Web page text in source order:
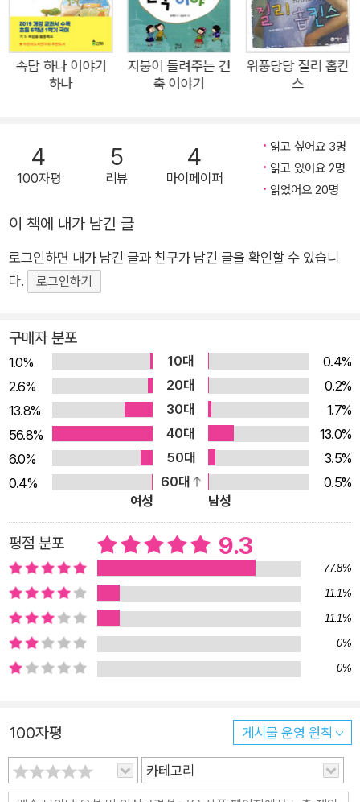
나온 과거는 모두 힘이 된다! 『황금 깃털』은 같은 반 친구를 왕따
시키려는 아이와 그 일에 마지못해 끼게 된 주인공 해미가 친구들
과의 문제로 혼란을 겪다가 후회를 지우기 위해 더욱 후회할 만한
행동을 벌이고, 그것을 쉽사리 돌이키지 못하는 마음속 갈등을 정
게 되어 있을까’ 하는 생각을 해 보곤 한다. 하지만 과거로 돌아가
전혀 다른 선택을 하더라도, 후회는 또 다른 후회를 낳게 될 뿐 현
생생하게 그려내고 있다. 이런 주제 의식을 더욱 돋보이게 하는
것은 무엇보다도 현실 문제와 유리되지 않고 학교 현장에서 일어
나는 왕따 문제를 정면으로 조명했다는 것이다. 자신의 의지와 상
관없이 일어난 일에 휩싸이게 되는 경우가 얼마나 많은가. 그런
그리 많지 않다. 일종의 시간 이동 판타지를 표방한 『황금 깃털』
은 이런 절박함에 놓인 아이의 모습을 과거와 현재를 오가며 설득
력 있고 현실감 있게 보여 준다. 또한 솔직함과 솔직하지 못함 사
이에서 갈등하고 고민하는 아이의 뛰어난 심리 묘사와 상황 묘사,
현실이라는 날실과 판타지라는 씨실로 직조한 탄탄한 구성은 상
당한 흡인력을 발휘한다. 잘못됐다고 생각하는 과거를 생각처럼
쉽게 돌이키지 못하는 열세 살 해미는 생생하면서도 공감이 가는
사실적 인물이다. 과거 없이 현재를 살 수는 없으며 그 지나간 시
간들이 겹겹을 이루어 때로는 쓴맛을 내기도 하고, 때로는 단맛을
내기도 하며 오늘의 진정한 ‘나’를 이루는 토대가 된다는 것을 작
가는 믿음직한 시선으로 보여 준다. 뿐만 아니라 진실은 내 자신
이 누구보다 잘 알고 있으므로 자기 내면의 두려움을 피하지 말고
바라보라는 메시지는 비슷한 상황에 놓인 아이들에게 용기를 주
기에 충분하다. ■ 과거로의 여행을 시작한 해미는 과연 행복을
되찾았을까? 해미는 맞벌이를 하는 엄마 아빠 때문에 할머니 손
니가 돌아가시고 난 뒤엔 책장 뒤에 숨겨 둔 일기장만이 유일한
위안이자 솔직한 마음을 쏟아낼 수 있는 안식처가 되어 주고 있
다. 일기장에는 할머니와의 추억이 가득할 뿐만 아니라 엄마 아빠
에게 착한 딸로 보이기 위해 속과 다르게 행동하는 해미의 진짜
속담 하나 이야기
하나
지붕이 들려주는 건
축 이야기
위풍당당 질리 홉킨
스
4
100자평
5
리뷰
4
마이페이퍼
읽고 싶어요 3명
읽고 있어요 2명
읽었어요 20명
이 책에 내가 남긴 글
로그인하면 내가 남긴 글과 친구가 남긴 글을 확인할 수 있습니
다.
로그인하기
구매자 분포
1.0% 10대
0.4%
2.6%
20대
0.2%
13.8%
30대
1.7%
56.8%
40대
13.0%
6.0%
50대
3.5%
0.4%
60대
0.5%
여성
남성
평점 분포 9.3
77.8%
11.1%
11.1%
0%
0%
100자평 게시물 운영 원칙
카테고리